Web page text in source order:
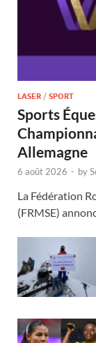
LASER / SPORT
Sports
Allemagne
6 août 2026 - by
La Fédération
(FRMSE)